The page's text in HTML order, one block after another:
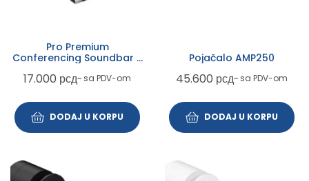
Pro Premium
Conferencing Soundbar –
17.000 рсд~ sa PDV-om
DODAJ U KORPU
Pojačalo AMP250
45.600 рсд~ sa PDV-om
DODAJ U KORPU